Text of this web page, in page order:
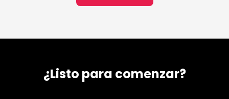
¿Listo para comenzar?